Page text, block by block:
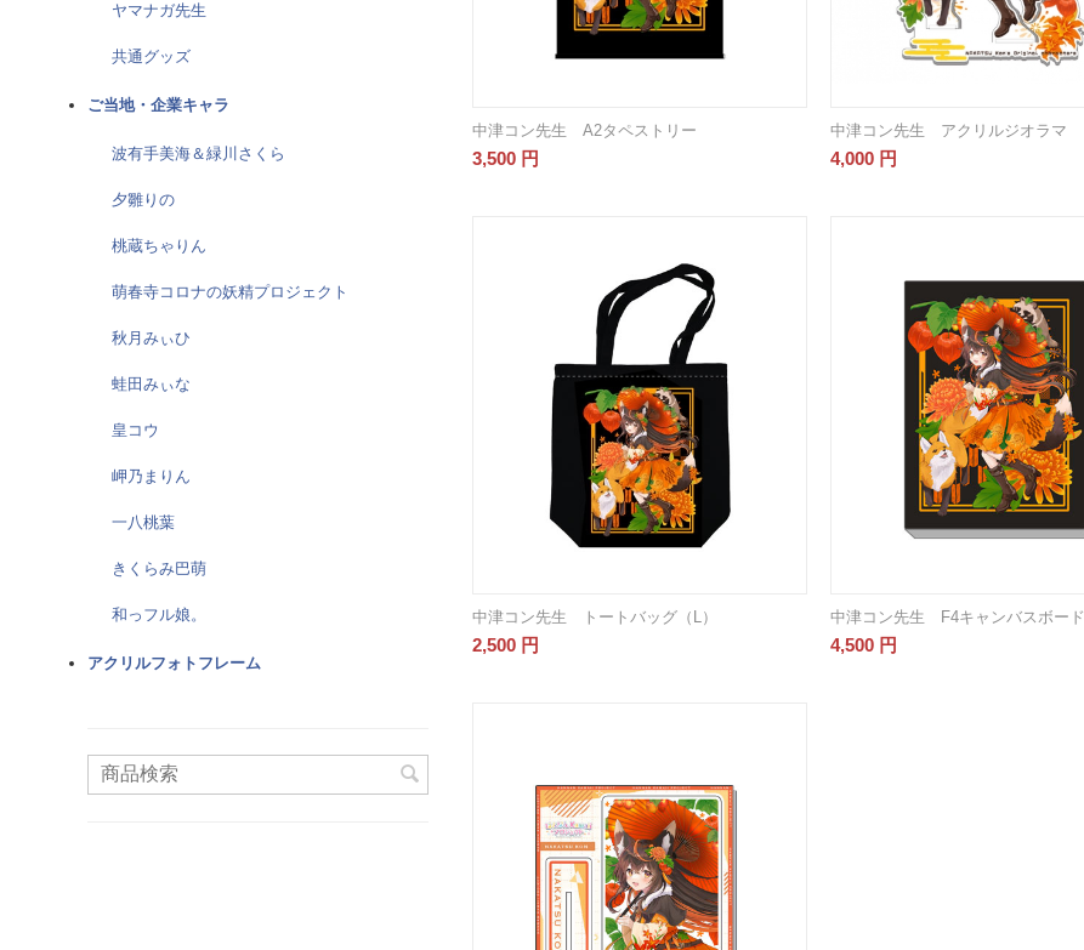
ヤマナガ先生
共通グッズ
ご当地・企業キャラ
波有手美海＆緑川さくら
夕雛りの
桃蔵ちゃりん
萌春寺コロナの妖精プロジェクト
秋月みぃひ
蛙田みぃな
皇コウ
岬乃まりん
一八桃葉
きくらみ巴萌
和っフル娘。
アクリルフォトフレーム
中津コン先生 A2タペストリー
3,500 円
中津コン先生 アクリルジオラマ
4,000 円
中津コン先生 トートバッグ（L）
2,500 円
中津コン先生 F4キャンバスボード
4,500 円